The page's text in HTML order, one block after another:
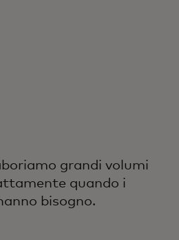
grandi volumi
quando i
bisogno.